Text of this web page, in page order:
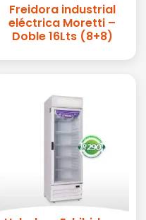
Freidora industrial
eléctrica Moretti –
Doble 16Lts (8+8)